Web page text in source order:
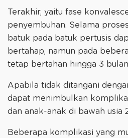
Terakhir, yaitu fase
penyembuhan. Selama
batuk pada batuk pertusis
bertahap, namun pada
tetap bertahan hingga 3
Apabila tidak ditangani
dapat menimbulkan
dan anak-anak di bawah usia
Beberapa komplikasi yang